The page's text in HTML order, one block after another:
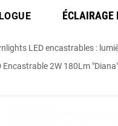
ÉCLAIRAGE
LED encastrables :
Encastrable 2W 180Lm